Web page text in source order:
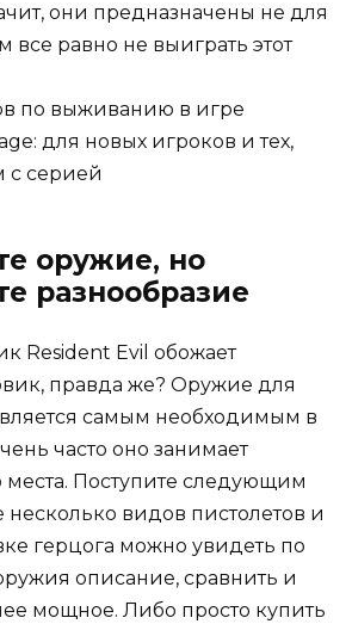
они предназначены не для
все равно не выиграть этот
оружие, но
разнообразие
Resident Evil обожает
правда же? Оружие для
самым необходимым в
часто оно занимает
Поступите следующим
несколько видов пистолетов и
герцога можно увидеть по
описание, сравнить и
мощное. Либо просто купить